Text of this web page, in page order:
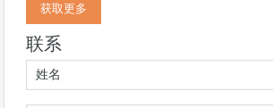
获取更多
联系